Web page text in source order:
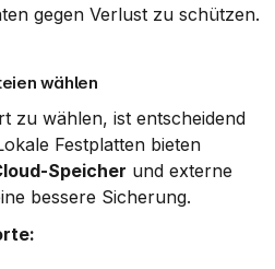
gegen Verlust zu schützen.
wählen
zu wählen, ist entscheidend
Festplatten bieten
Speicher und externe
bessere Sicherung.